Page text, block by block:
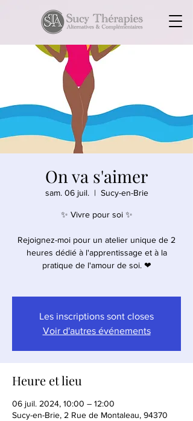
On va s'aimer
sam. 06 juil.
  |
Sucy-en-Brie
✨ Vivre pour soi ✨
Rejoignez-moi pour un atelier unique de 2
heures dédié à l'apprentissage et à la
pratique de l'amour de soi. ❤
Les inscriptions sont closes
Voir d'autres événements
Heure et lieu
06 juil. 2024, 10:00 – 12:00
Sucy-en-Brie, 2 Rue de Montaleau, 94370